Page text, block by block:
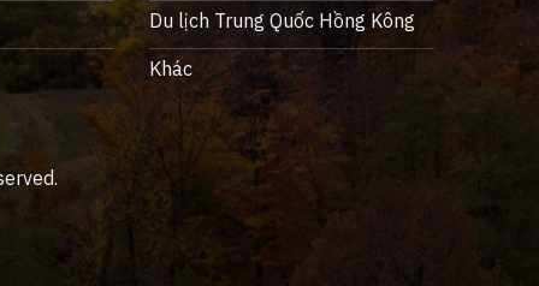
Du lịch Trung Quốc Hồng Kông
Khác